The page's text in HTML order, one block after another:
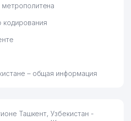
кодирования
– общая информация
Ташкент, Узбекистан -